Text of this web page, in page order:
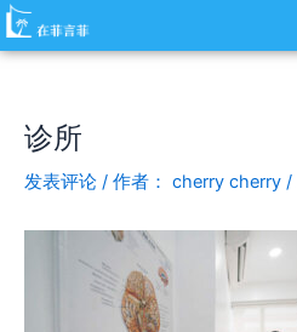
跳
至
诊所
发表评论 / 作者： cherry cherry /
Post
navigation